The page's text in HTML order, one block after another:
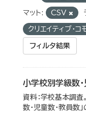
マット: CSV
クリエイティブ・
フィルタ結果
小学校別学級数・
資料：学校基本調
数・児童数・教員数